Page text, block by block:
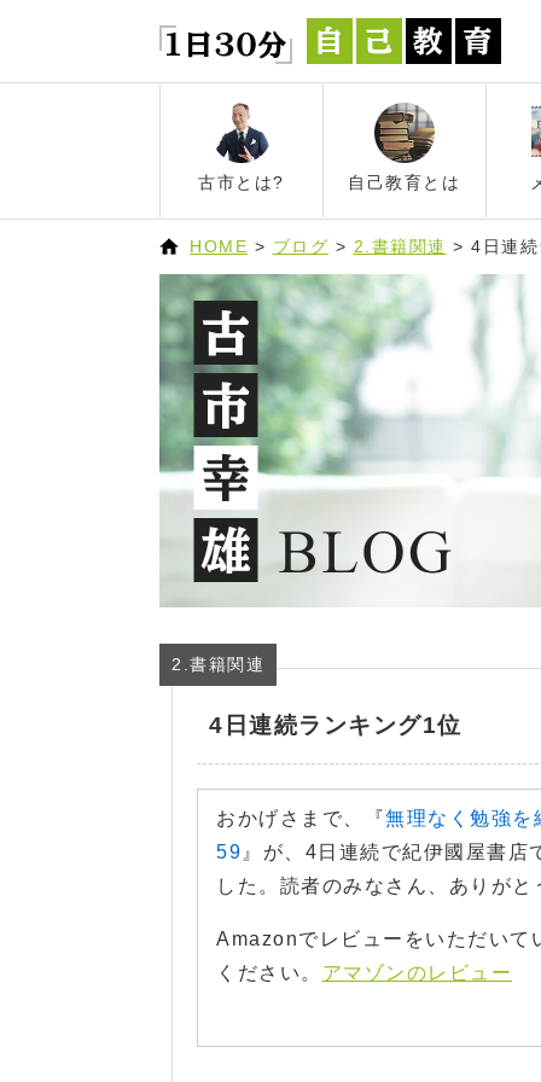
古市とは? 自己教育とは
HOME > ブログ > 2.書籍関連 > 4日連
2.書籍関連
4日連続ランキング1位
おかげさまで、『無理なく勉強を
59 』が、4日連続で紀伊國屋書店
した。読者のみなさん、ありがと
Amazonでレビューをいただいて
ください。 アマゾンのレビュー